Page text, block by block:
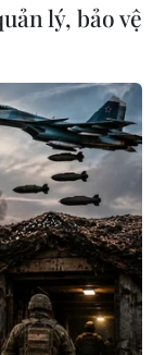
lý, bảo vệ